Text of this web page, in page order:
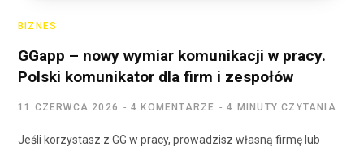
BIZNES
GGapp – nowy wymiar komunikacji w pracy.
Polski komunikator dla firm i zespołów
11 CZERWCA 2026 4 KOMENTARZE 4 MINUTY CZYTANIA
Jeśli korzystasz z GG w pracy, prowadzisz własną firmę lub